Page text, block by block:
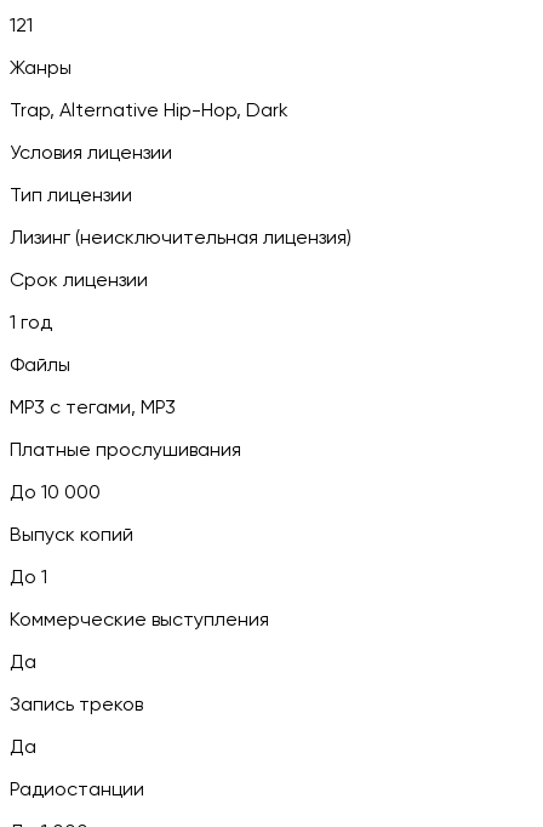
121
Жанры
Trap, Alternative Hip-Hop, Dark
Условия лицензии
Тип лицензии
Лизинг (неисключительная лицензия)
Срок лицензии
1 год
Файлы
MP3 c тегами, MP3
Платные прослушивания
До 10 000
Выпуск копий
До 1
Коммерческие выступления
Да
Запись треков
Да
Радиостанции